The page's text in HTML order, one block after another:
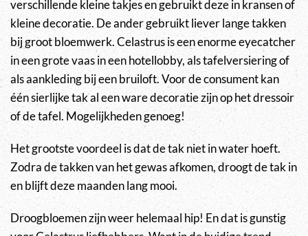
verschillende kleine takjes en gebruikt deze in kransen of
kleine decoratie. De ander gebruikt liever lange takken
bij groot bloemwerk. Celastrus is een enorme eyecatcher
in een grote vaas in een hotellobby, als tafelversiering of
als aankleding bij een bruiloft. Voor de consument kan
één sierlijke tak al een ware decoratie zijn op het dressoir
of de tafel. Mogelijkheden genoeg!
Het grootste voordeel is dat de tak niet in water hoeft.
Zodra de takken van het gewas afkomen, droogt de tak in
en blijft deze maanden lang mooi.
Droogbloemen zijn weer helemaal hip! En dat is gunstig